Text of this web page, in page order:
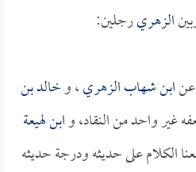
الزهريرجلين:
ابن شهاب الزهري، وخالد بن
واحد من النقاد، وابن لهيعة
الكلام على حديثه ودرجة حديثه